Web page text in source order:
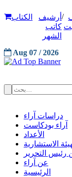
/ أرشيف
كاتب
الشهر
الكتاب
Aug 07 / 2026
دراسات آراء
آراء بودكاست
الأعداد
الاستشارية
رئيس التحرير
عن آراء
الرئيسية